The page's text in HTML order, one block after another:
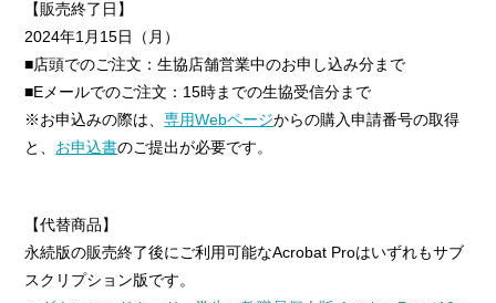
【販売終了日】
2024年1月15日（月）
■店頭でのご注文：生協店舗営業中のお申し込み分まで
■Eメールでのご注文：15時までの生協受信分まで
※お申込みの際は、専用Webページからの購入申請番号の取得
と、 お申込書のご提出が必要です。
【代替商品】
永続版の販売終了後にご利用可能なAcrobat Proはいずれもサブ
スクリプション版です。